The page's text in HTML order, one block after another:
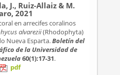
J., Ruiz-Allaiz & M.
2021
en arrecifes coralinos
alvarezii(Rhodophyta)
Nueva Esparta.Boletín del
de la Universidad de
60(1):17-31.
pdf